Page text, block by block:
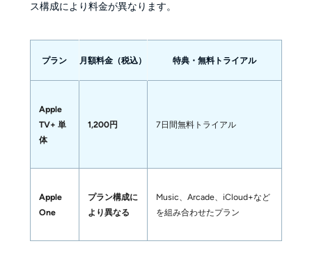
ス構成により料金が異なります。
プラン 月額料金（税込） 特典・無料トライアル
Apple
TV+ 単
体
1,200円 7日間無料トライアル
Apple
One
プラン構成に
より異なる
Music、Arcade、iCloud+など
を組み合わせたプラン